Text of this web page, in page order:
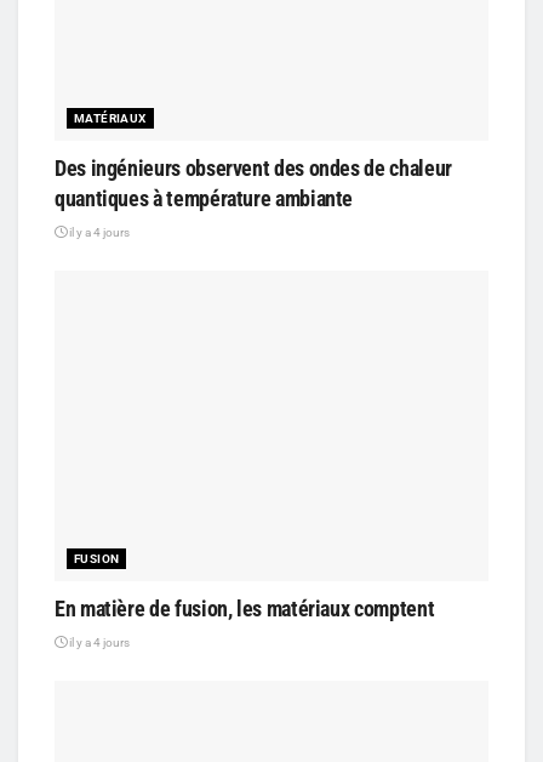
MATÉRIAUX
Des ingénieurs observent des ondes de chaleur
quantiques à température ambiante
il y a 4 jours
FUSION
En matière de fusion, les matériaux comptent
il y a 4 jours